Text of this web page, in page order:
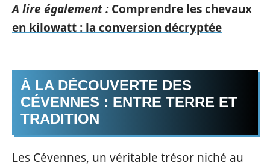
A lire également : Comprendre les chevaux
en kilowatt : la conversion décryptée
À LA DÉCOUVERTE DES
CÉVENNES : ENTRE TERRE ET
TRADITION
Les Cévennes, un véritable trésor niché au